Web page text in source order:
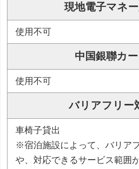
現地電子マネ
使用不可
中国銀聯カ
使用不可
バリアフリー
車椅子貸出
※宿泊施設によって、バリア
や、対応できるサービス範囲